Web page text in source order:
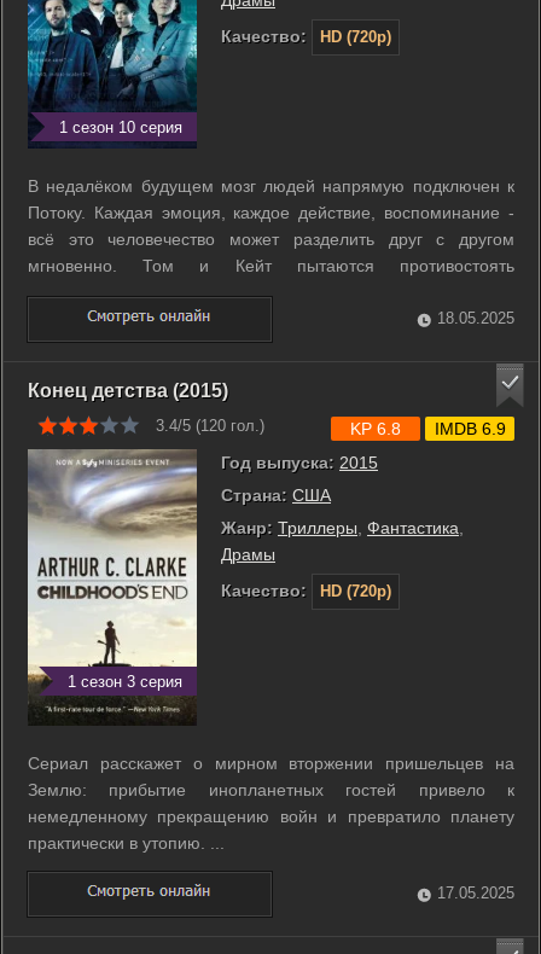
1 сезон 10 серия
Качество:
HD (720p)
В недалёком будущем мозг людей напрямую подключен к
Потоку. Каждая эмоция, каждое действие, воспоминание -
всё это человечество может разделить друг с другом
мгновенно. Том и Кейт пытаются противостоять
зависимости от Потока. Отец Тома изобрёл эту технологию,
и Тома она ужасно пугает, особенно когда он узнаёт о
планах отца по увеличению влияния ...
18.05.2025
Конец детства (2015)
3.4/5 (120 гол.)
1 сезон 3 серия
Год выпуска: 2015
Страна: США
Жанр: Триллеры, Фантастика,
Драмы
Качество:
HD (720p)
KP 6.8 IMDB 6.9
Сериал расскажет о мирном вторжении пришельцев на
Землю: прибытие инопланетных гостей привело к
немедленному прекращению войн и превратило планету
практически в утопию. ...
17.05.2025